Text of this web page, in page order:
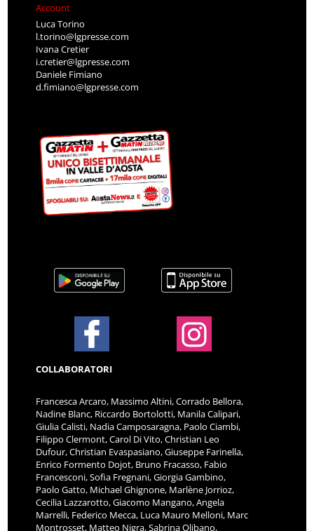
Account
Luca Torino
l.torino@lgpresse.com
Ivana Cretier
i.cretier@lgpresse.com
Daniele Fimiano
d.fimiano@lgpresse.com
COLLABORATORI
Francesca Arcaro, Massimo Altini, Corrado Bellora,
Nadine Blanc, Riccardo Bortolotti, Manila Calipari,
Giulia Calisti, Nadia Camposaragna, Paolo Ciambi,
Filippo Clermont, Carol Di Vito, Christian Leo
Dufour, Christian Evaspasiano, Giuseppe Farinella,
Enrico Formento Dojot, Bruno Fracasso, Fabio
Francesconi, Sofia Fregnani, Giorgia Gambino,
Paolo Gatto, Michael Ghignone, Marlène Jorrioz,
Cecilia Lazzarotto, Giacomo Mangano, Angela
Marrelli, Federico Mecca, Luca Mauro Melloni, Marc
Montrosset, Matteo Nigra, Sabrina Olibano,